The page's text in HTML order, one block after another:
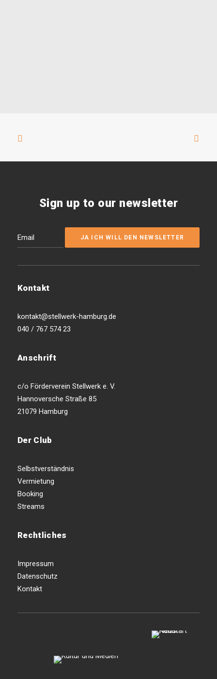
Sign up to our newsletter
Kontakt
kontakt@stellwerk-hamburg.de
040 / 767 574 23
Anschrift
c/o Förderverein Stellwerk e. V.
Hannoversche Straße 85
21079 Hamburg
Der Club
Selbstverständnis
Vermietung
Booking
Streams
Rechtliches
Impressum
Datenschutz
Kontakt